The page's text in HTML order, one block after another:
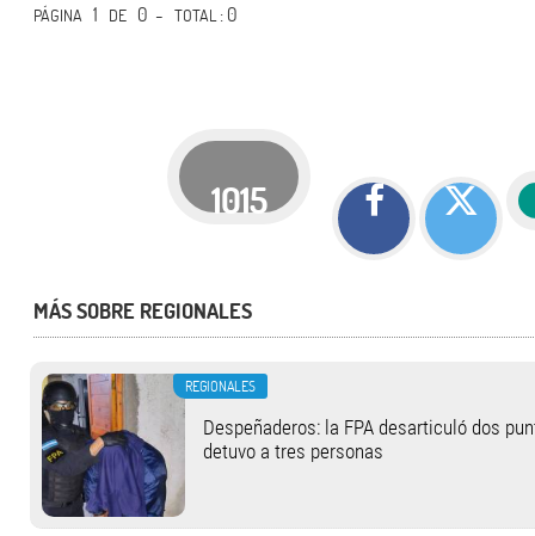
PÁGINA 1 DE 0 -TOTAL: 0
1015
MÁS SOBRE REGIONALES
REGIONALES
Despeñaderos: la FPA desarticuló dos
detuvo a tres personas